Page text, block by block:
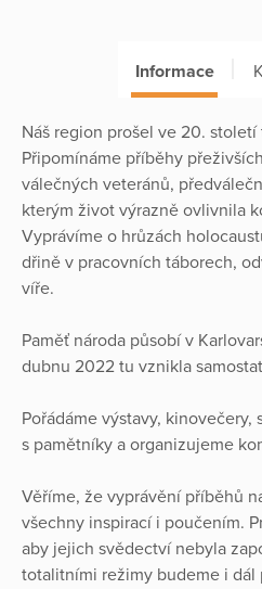
Informace
Náš region prošel ve 20.
Připomínáme příběhy
válečných veteránů,
kterým život výrazně ovlivnila
Vyprávíme o hrůzách
dřině v pracovních táborech,
víře.
Paměť národa působí v
dubnu 2022 tu vznikla
Pořádáme výstavy, kinovečery,
s pamětníky a organizujeme
Věříme, že vyprávění příběhů
všechny inspirací i poučením.
aby jejich svědectví nebyla
totalitními režimy budeme i dál